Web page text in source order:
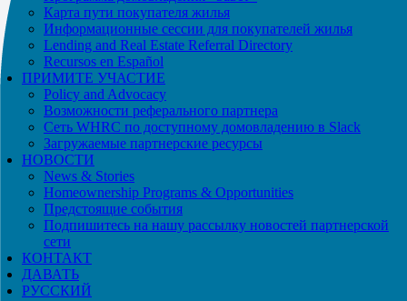
Карта пути покупателя жилья
Информационные сессии для покупателей жилья
Lending and Real Estate Referral Directory
Recursos en Español
ПРИМИТЕ УЧАСТИЕ
Policy and Advocacy
Возможности реферального партнера
Сеть WHRC по доступному домовладению в Slack
Загружаемые партнерские ресурсы
НОВОСТИ
News & Stories
Homeownership Programs & Opportunities
Предстоящие события
Подпишитесь на нашу рассылку новостей партнерской
сети
КОНТАКТ
ДАВАТЬ
РУССКИЙ